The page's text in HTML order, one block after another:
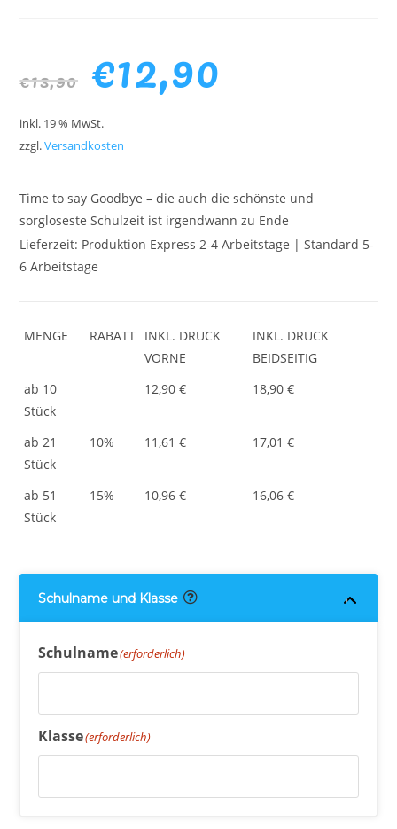
€13,90 €12,90
inkl. 19 % MwSt.
zzgl.Versandkosten
Time to say Goodbye – die auch die schönste und
sorgloseste Schulzeit ist irgendwann zu Ende
Lieferzeit: Produktion Express 2-4 Arbeitstage | Standard 5-
6 Arbeitstage
MENGE RABATT INKL. DRUCK
VORNE
INKL. DRUCK
BEIDSEITIG
ab 10
Stück
12,90 € 18,90 €
ab 21
Stück
10% 11,61 € 17,01 €
ab 51
Stück
15% 10,96 € 16,06 €
Schulname und Klasse
Schulname(erforderlich)
Klasse(erforderlich)